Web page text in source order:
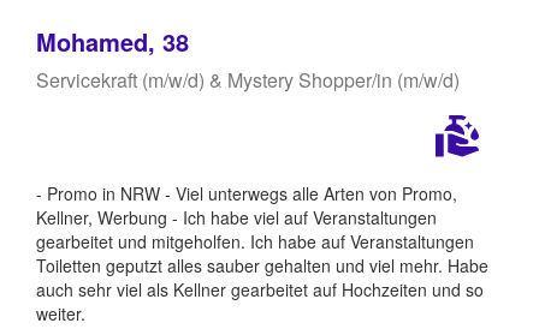
Mohamed, 38
Servicekraft (m/w/d) & Mystery Shopper/in (m/w/d)
- Promo in NRW - Viel unterwegs alle Arten von Promo,
Kellner, Werbung - Ich habe viel auf Veranstaltungen
gearbeitet und mitgeholfen. Ich habe auf Veranstaltungen
Toiletten geputzt alles sauber gehalten und viel mehr. Habe
auch sehr viel als Kellner gearbeitet auf Hochzeiten und so
weiter.